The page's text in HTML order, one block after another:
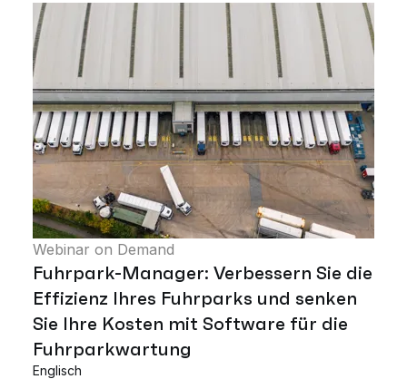
Webinar on Demand
Fuhrpark-Manager: Verbessern Sie die
Effizienz Ihres Fuhrparks und senken
Sie Ihre Kosten mit Software für die
Fuhrparkwartung
Englisch